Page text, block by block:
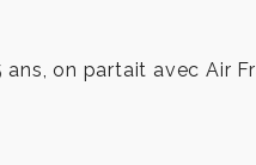
ans, on partait avec Air